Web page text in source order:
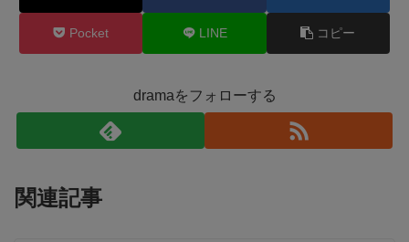
Pocket LINE コピー
dramaをフォローする
関連記事